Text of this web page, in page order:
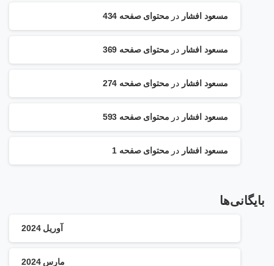
مسعود افشار در محتوای صفحه 434
مسعود افشار در محتوای صفحه 369
مسعود افشار در محتوای صفحه 274
مسعود افشار در محتوای صفحه 593
مسعود افشار در محتوای صفحه 1
بایگانی‌ها
آوریل 2024
مارس 2024